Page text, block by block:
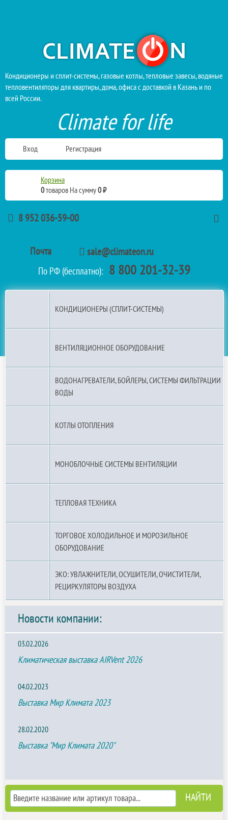
Кондиционеры и сплит-системы, газовые котлы, тепловые завесы, водяные
тепловентиляторы для квартиры, дома, офиса с доставкой в Казань и по
всей России.
Climate for life
Вход Регистрация
Корзина
0товаров На сумму0 ₽
8 952 036-59-00
Почта sale@climateon.ru
По РФ (бесплатно): 8 800 201-32-39
КОНДИЦИОНЕРЫ (СПЛИТ-СИСТЕМЫ)
ВЕНТИЛЯЦИОННОЕ ОБОРУДОВАНИЕ
ВОДОНАГРЕВАТЕЛИ, БОЙЛЕРЫ, СИСТЕМЫ ФИЛЬТРАЦИИ
ВОДЫ
КОТЛЫ ОТОПЛЕНИЯ
МОНОБЛОЧНЫЕ СИСТЕМЫ ВЕНТИЛЯЦИИ
ТЕПЛОВАЯ ТЕХНИКА
ТОРГОВОЕ ХОЛОДИЛЬНОЕ И МОРОЗИЛЬНОЕ
ОБОРУДОВАНИЕ
ЭКО: УВЛАЖНИТЕЛИ, ОСУШИТЕЛИ, ОЧИСТИТЕЛИ,
РЕЦИРКУЛЯТОРЫ ВОЗДУХА
Новости компании:
03.02.2026
Климатическая выставка AIRVent 2026
04.02.2023
Выставка Мир Климата 2023
28.02.2020
Выставка "Мир Климата 2020"